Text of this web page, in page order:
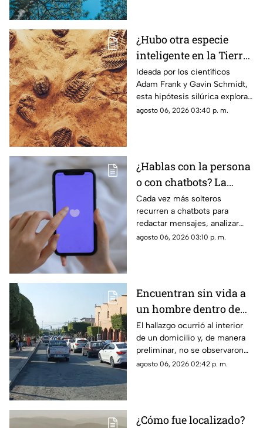
¿Hubo otra especie
inteligente en la Tierra
antes que nosotros? Lo
que dice la ciencia
sobre la hipótesis
silúrica
Ideada por los científicos
Adam Frank y Gavin Schmidt,
esta hipótesis silúrica explora
si una sociedad tecnológica
agosto 06, 2026 03:40 p. m.
¿Hablas con la persona
o con chatbots? La
verdad sobre el
‘Chatfishing’ en el
coqueteo digital
Cada vez más solteros
recurren a chatbots para
redactar mensajes, analizar
perfiles y coquetear en
agosto 06, 2026 03:10 p. m.
Encuentran sin vida a
un hombre dentro de
una casa en esta zona
de Querétaro
El hallazgo ocurrió al interior
de un domicilio y, de manera
preliminar, no se observaron
huellas de violencia en el
agosto 06, 2026 02:42 p. m.
¿Cómo fue localizado?